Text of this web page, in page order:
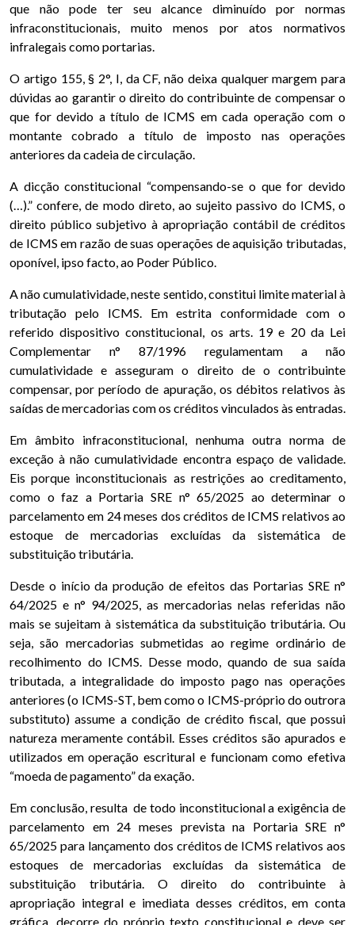
que não pode ter seu alcance diminuído por normas
infraconstitucionais, muito menos por atos normativos
infralegais como portarias.
O artigo 155, § 2°, I, da CF, não deixa qualquer margem para
dúvidas ao garantir o direito do contribuinte de compensar o
que for devido a título de ICMS em cada operação com o
montante cobrado a título de imposto nas operações
anteriores da cadeia de circulação.
A dicção constitucional “compensando-se o que for devido
(…).” confere, de modo direto, ao sujeito passivo do ICMS, o
direito público subjetivo à apropriação contábil de créditos
de ICMS em razão de suas operações de aquisição tributadas,
oponível, ipso facto, ao Poder Público.
A não cumulatividade, neste sentido, constitui limite material à
tributação pelo ICMS. Em estrita conformidade com o
referido dispositivo constitucional, os arts. 19 e 20 da Lei
Complementar n° 87/1996 regulamentam a não
cumulatividade e asseguram o direito de o contribuinte
compensar, por período de apuração, os débitos relativos às
saídas de mercadorias com os créditos vinculados às entradas.
Em âmbito infraconstitucional, nenhuma outra norma de
exceção à não cumulatividade encontra espaço de validade.
Eis porque inconstitucionais as restrições ao creditamento,
como o faz a Portaria SRE n° 65/2025 ao determinar o
parcelamento em 24 meses dos créditos de ICMS relativos ao
estoque de mercadorias excluídas da sistemática de
substituição tributária.
Desde o início da produção de efeitos das Portarias SRE n°
64/2025 e n° 94/2025, as mercadorias nelas referidas não
mais se sujeitam à sistemática da substituição tributária. Ou
seja, são mercadorias submetidas ao regime ordinário de
recolhimento do ICMS. Desse modo, quando de sua saída
tributada, a integralidade do imposto pago nas operações
anteriores (o ICMS-ST, bem como o ICMS-próprio do outrora
substituto) assume a condição de crédito fiscal, que possui
natureza meramente contábil. Esses créditos são apurados e
utilizados em operação escritural e funcionam como efetiva
“moeda de pagamento” da exação.
Em conclusão, resulta de todo inconstitucional a exigência de
parcelamento em 24 meses prevista na Portaria SRE n°
65/2025 para lançamento dos créditos de ICMS relativos aos
estoques de mercadorias excluídas da sistemática de
substituição tributária. O direito do contribuinte à
apropriação integral e imediata desses créditos, em conta
gráfica, decorre do próprio texto constitucional e deve ser